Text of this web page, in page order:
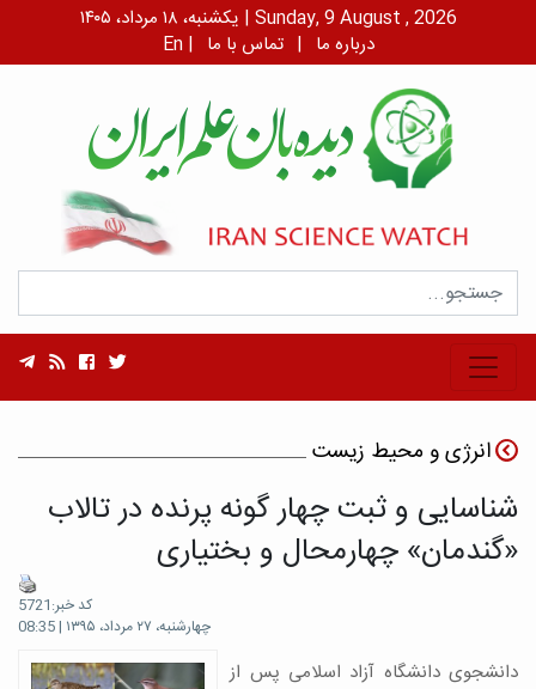
یکشنبه، ۱۸ مرداد، ۱۴۰۵ | Sunday, 9 August , 2026
En | درباره ما | تماس با ما
انرژی و محیط زیست
شناسایی و ثبت چهار گونه پرنده در تالاب
«گندمان» چهارمحال و بختیاری
کد خبر:5721
چهارشنبه، ۲۷ مرداد، ۱۳۹۵ | 08:35
دانشجوی دانشگاه آزاد اسلامی پس از